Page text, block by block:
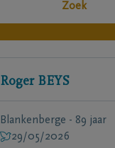
Zoek
Roger BEYS
Blankenberge - 89 jaar
29/05/2026